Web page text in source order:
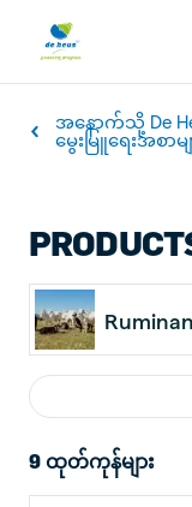
အနောက်သို့ De
မွေးမြူရေးအစာမျ
9 ထုတ်ကုန်များ